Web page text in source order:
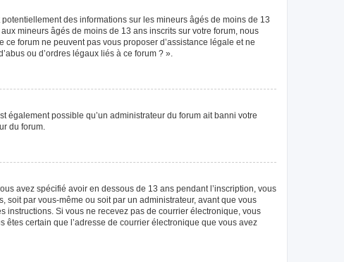
des informations sur les mineurs âgés de moins de 13
mineurs âgés de moins de 13 ans inscrits sur votre forum, nous
forum ne peuvent pas vous proposer d’assistance légale et ne
ou d’ordres légaux liés à ce forum ? ».
également possible qu’un administrateur du forum ait banni votre
du forum.
avez spécifié avoir en dessous de 13 ans pendant l’inscription, vous
par vous-même ou soit par un administrateur, avant que vous
instructions. Si vous ne recevez pas de courrier électronique, vous
certain que l’adresse de courrier électronique que vous avez